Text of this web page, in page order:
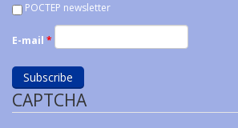
POCTEP newsletter
E-mail *
CAPTCHA